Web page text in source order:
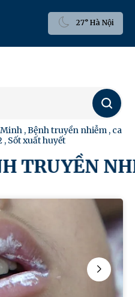
27° Hà Nội
Tìm
kiếm
Minh ,Bệnh truyền nhiễm , ca
, Sốt xuất huyết
TRUYỀN